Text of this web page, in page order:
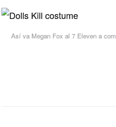
Así va Megan Fox al 7 Eleven a